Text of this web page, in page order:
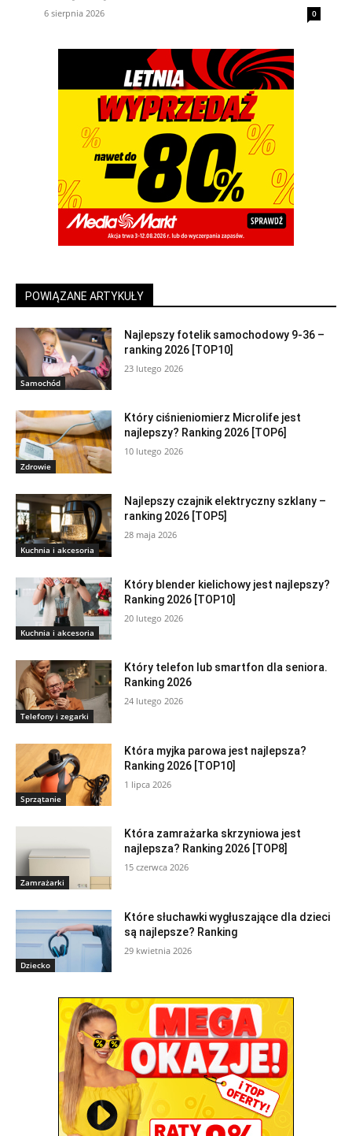
6 sierpnia 2026 0
POWIĄZANE ARTYKUŁY
Samochód
Najlepszy fotelik samochodowy 9-36 –
ranking 2026 [TOP10]
23 lutego 2026
Zdrowie
Który ciśnieniomierz Microlife jest
najlepszy? Ranking 2026 [TOP6]
10 lutego 2026
Kuchnia i akcesoria
Najlepszy czajnik elektryczny szklany –
ranking 2026 [TOP5]
28 maja 2026
Kuchnia i akcesoria
Który blender kielichowy jest najlepszy?
Ranking 2026 [TOP10]
20 lutego 2026
Telefony i zegarki
Który telefon lub smartfon dla seniora.
Ranking 2026
24 lutego 2026
Sprzątanie
Która myjka parowa jest najlepsza?
Ranking 2026 [TOP10]
1 lipca 2026
Zamrażarki
Która zamrażarka skrzyniowa jest
najlepsza? Ranking 2026 [TOP8]
15 czerwca 2026
Dziecko
Które słuchawki wygłuszające dla dzieci
są najlepsze? Ranking
29 kwietnia 2026